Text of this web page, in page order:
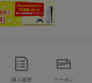
購入履歴 クーポン